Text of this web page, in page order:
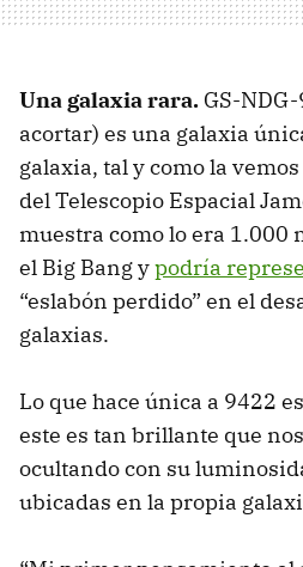
Una galaxia rara. GS-
acortar) es una galaxia
galaxia, tal y como la vemos
del Telescopio Espacial
muestra como lo era 1.000
el Big Bang ypodría
“eslabón perdido” en el
galaxias.
Lo que hace única a 9422
este es tan brillante que
ocultando con su
ubicadas en la propia